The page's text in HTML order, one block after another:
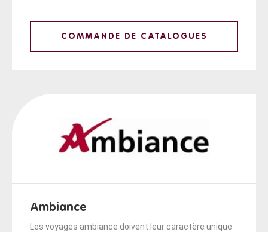
COMMANDE DE CATALOGUES
Ambiance
Les voyages ambiance doivent leur caractère unique